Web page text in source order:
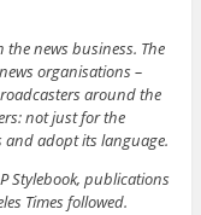
the news business. The
organisations –
around the
not just for the
and adopt its language.
Stylebook, publications
Times followed.